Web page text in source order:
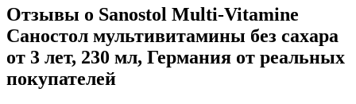
Отзывы о Sanostol Multi-Vitamine
Саностол мультивитамины без сахара
от 3 лет, 230 мл, Германия от реальных
покупателeй